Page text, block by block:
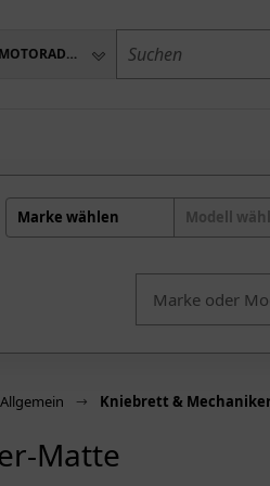
MOTORADTEILE
Marke wählen Modell
Kniebrett &
Matte